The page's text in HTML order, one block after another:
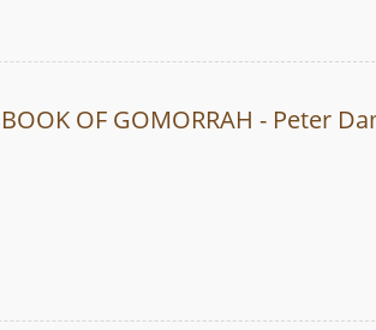
BOOK OF GOMORRAH - Peter